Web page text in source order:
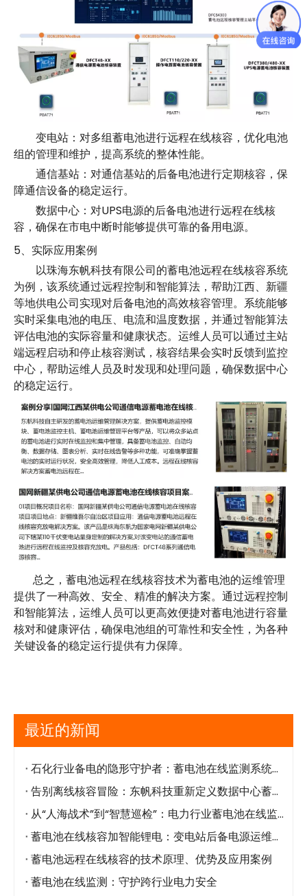
变电站：对多组蓄电池进行远程在线核容，优化电池
组的管理和维护，提高系统的整体性能。
通信基站：对通信基站的后备电池进行定期核容，保
障通信设备的稳定运行。
数据中心：对UPS电源的后备电池进行远程在线核
容，确保在市电中断时能够提供可靠的备用电源。
5、实际应用案例
以珠海东帆科技有限公司的蓄电池远程在线核容系统
为例，该系统通过远程控制和智能算法，帮助江西、新疆
等地供电公司实现对后备电池的高效核容管理。系统能够
实时采集电池的电压、电流和温度数据，并通过智能算法
评估电池的实际容量和健康状态。运维人员可以通过主站
端远程启动和停止核容测试，核容结果会实时反馈到监控
中心，帮助运维人员及时发现和处理问题，确保数据中心
的稳定运行。
总之，蓄电池远程在线核容技术为蓄电池的运维管理
提供了一种高效、安全、精准的解决方案。通过远程控制
和智能算法，运维人员可以更高效便捷对蓄电池进行容量
核对和健康评估，确保电池组的可靠性和安全性，为各种
关键设备的稳定运行提供有力保障。
最近的新闻
石化行业备电的隐形守护者：蓄电池在线监测系统，为后备电源装上"安全阀"
告别离线核容冒险：东帆科技重新定义数据中心蓄电池核容模式
从“人海战术”到“智慧巡检”：电力行业蓄电池在线监测的破局之道
蓄电池在线核容加智能锂电：变电站后备电源运维技术革新
蓄电池远程在线核容的技术原理、优势及应用案例
蓄电池在线监测：守护跨行业电力安全